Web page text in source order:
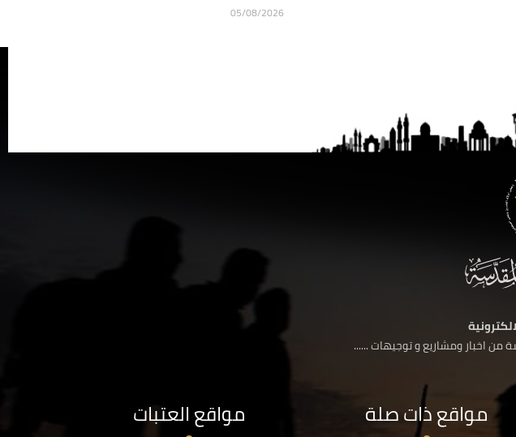
05/08/2026
من اخبار ومشاريع و توجيهات ......
مواقع ذات صلة مواقع العتبات